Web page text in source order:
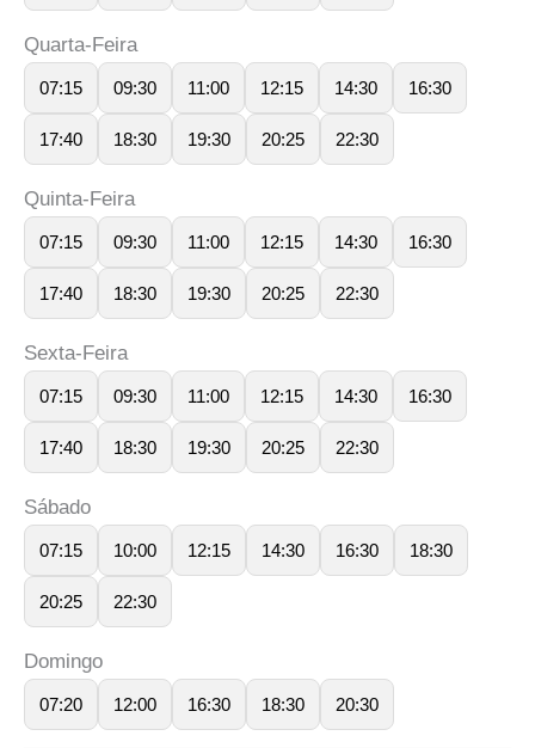
Quarta-Feira
07:15 09:30 11:00 12:15 14:30 16:30
17:40 18:30 19:30 20:25 22:30
Quinta-Feira
07:15 09:30 11:00 12:15 14:30 16:30
17:40 18:30 19:30 20:25 22:30
Sexta-Feira
07:15 09:30 11:00 12:15 14:30 16:30
17:40 18:30 19:30 20:25 22:30
Sábado
07:15 10:00 12:15 14:30 16:30 18:30
20:25 22:30
Domingo
07:20 12:00 16:30 18:30 20:30